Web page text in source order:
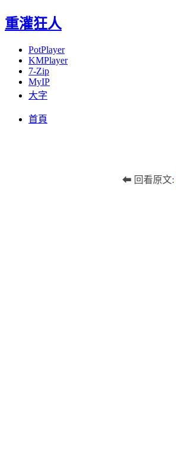
重灌狂人
PotPlayer
KMPlayer
7-Zip
MyIP
大字
首頁
⬅ 回看原文: